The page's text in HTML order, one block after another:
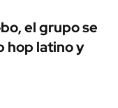
LIFESTYLE
AUTOS
el grupo se
hop latino y